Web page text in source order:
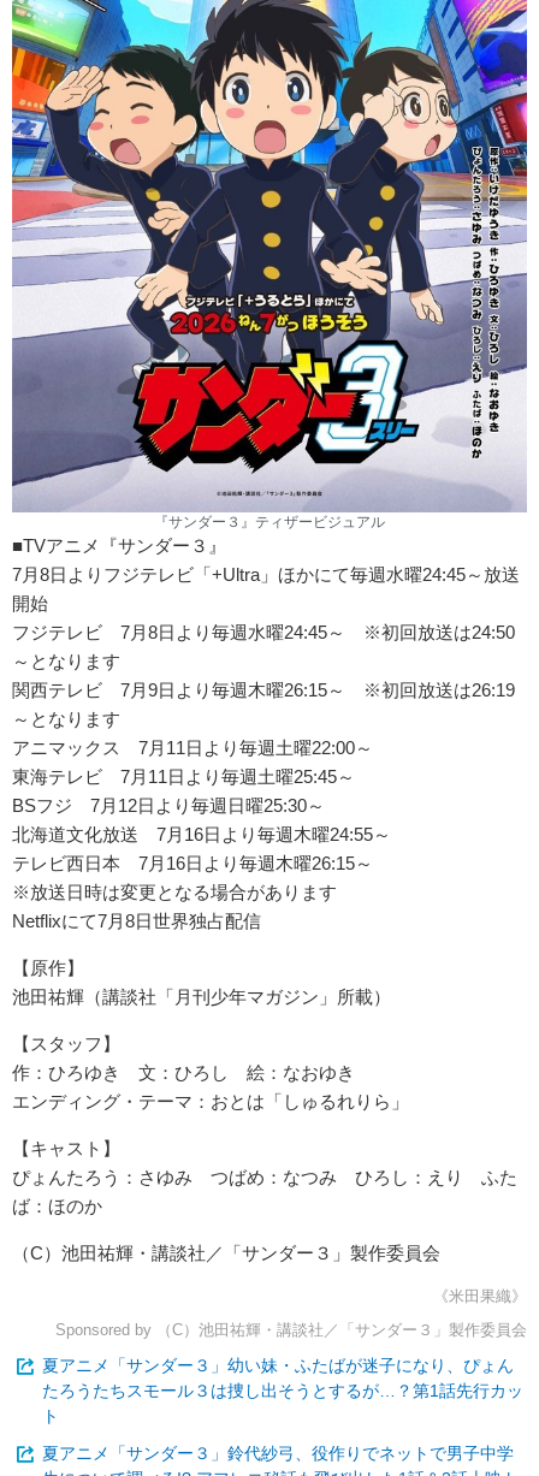
『サンダー３』ティザービジュアル
■TVアニメ『サンダー３』
7月8日よりフジテレビ「+Ultra」ほかにて毎週水曜24:45～放送
開始
フジテレビ 7月8日より毎週水曜24:45～ ※初回放送は24:50
～となります
関西テレビ 7月9日より毎週木曜26:15～ ※初回放送は26:19
～となります
アニマックス 7月11日より毎週土曜22:00～
東海テレビ 7月11日より毎週土曜25:45～
BSフジ 7月12日より毎週日曜25:30～
北海道文化放送 7月16日より毎週木曜24:55～
テレビ西日本 7月16日より毎週木曜26:15～
※放送日時は変更となる場合があります
Netflixにて7月8日世界独占配信
【原作】
池田祐輝（講談社「月刊少年マガジン」所載）
【スタッフ】
作：ひろゆき 文：ひろし 絵：なおゆき
エンディング・テーマ：おとは「しゅるれりら」
【キャスト】
ぴょんたろう：さゆみ つばめ：なつみ ひろし：えり ふた
ば：ほのか
（C）池田祐輝・講談社／「サンダー３」製作委員会
《米田果織》
Sponsored by （C）池田祐輝・講談社／「サンダー３」製作委員会
夏アニメ「サンダー３」幼い妹・ふたばが迷子になり、ぴょん
たろうたちスモール３は捜し出そうとするが…？第1話先行カッ
ト
夏アニメ「サンダー３」鈴代紗弓、役作りでネットで男子中学